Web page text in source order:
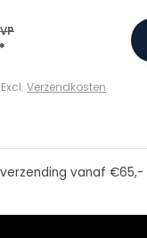
*
Verzendkosten
vanaf €65,-